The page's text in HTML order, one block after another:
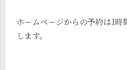
ホームページからの予約は1時
します。